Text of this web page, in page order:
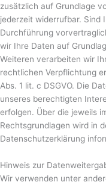
zusätzlich auf Grundlage
jederzeit widerrufbar. Sind
Durchführung
wir Ihre Daten auf
Weiteren verarbeiten wir
rechtlichen Verpflichtung
Abs. 1 lit. c DSGVO. Die
unseres berechtigten
erfolgen. Über die jeweils
Rechtsgrundlagen wird in
Datenschutzerklärung
Hinweis zur
Wir verwenden unter